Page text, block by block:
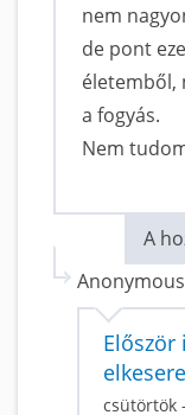
nem
de pont
életemből,
a fogyás.
Nem
A
Először
csütörtök